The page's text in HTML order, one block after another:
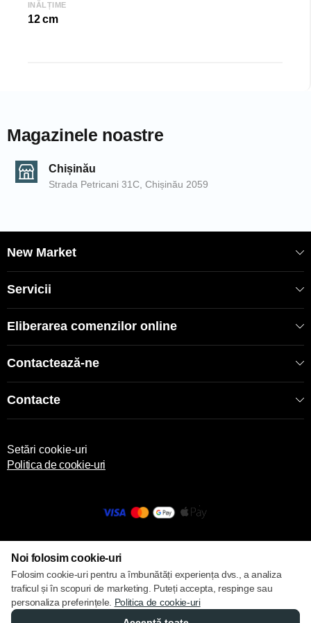
SKU: 06175
INĂLȚIME
12 cm
Magazinele noastre
Chișinău
Strada Petricani 31C, Chișinău 2059
New Market
Servicii
Eliberarea comenzilor online
Contactează-ne
Contacte
Setări cookie-uri
Politica de cookie-uri
Noi folosim cookie-uri
Folosim cookie-uri pentru a îmbunătăți experiența dvs., a analiza
traficul și în scopuri de marketing. Puteți accepta, respinge sau
personaliza preferințele. Politica de cookie-uri